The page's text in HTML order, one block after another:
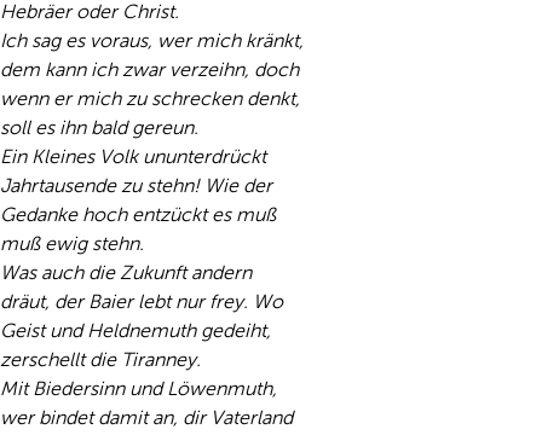
Hebräer oder Christ.
Ich sag es voraus, wer mich kränkt,
dem kann ich zwar verzeihn, doch
wenn er mich zu schrecken denkt,
soll es ihn bald gereun.
Ein Kleines Volk ununterdrückt
Jahrtausende zu stehn! Wie der
Gedanke hoch entzückt es muß
muß ewig stehn.
Was auch die Zukunft andern
dräut, der Baier lebt nur frey. Wo
Geist und Heldnemuth gedeiht,
zerschellt die Tiranney.
Mit Biedersinn und Löwenmuth,
wer bindet damit an, dir Vaterland